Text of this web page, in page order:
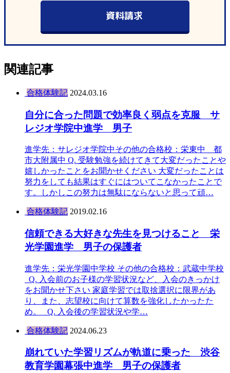
資料請求
関連記事
合格体験記 2024.03.16
自分に合った問題で効率良く弱点を克服 サ
レジオ学院中進学 男子
進学先：サレジオ学院中その他の合格校：栄東中 都
市大附属中 Q. 受験勉強を続けてきて大変だったことや
嬉しかったことをお聞かせください 大変だったことは
努力をしても結果はすぐにはついてこなかったことで
す。しかしこの努力は無駄にならないと思って頑…
合格体験記 2019.02.16
信頼できる大好きな先生を見つけること 栄
光学園進学 男子の保護者
進学先：栄光学園中学校 その他の合格校：武蔵中学校
Q. 入会前のお子様の学習状況など、入会のきっかけ
をお聞かせ下さい 家庭学習では取捨選択に限界があ
り、また、志望校に向けて算数を強化したかったた
め。 Q. 入会後の学習状況や学…
合格体験記 2024.06.23
崩れていた学習リズムが軌道に乗った 渋谷
教育学園幕張中進学 男子の保護者